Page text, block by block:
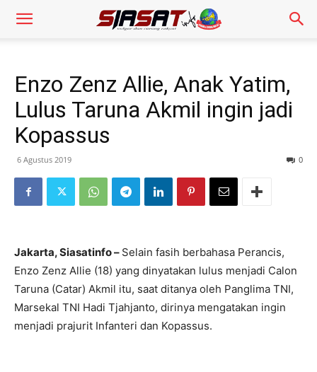
Enzo Zenz Allie, Anak Yatim,
Lulus Taruna Akmil ingin jadi
Kopassus
6 Agustus 2019 0
Jakarta, Siasatinfo – Selain fasih berbahasa Perancis,
Enzo Zenz Allie (18) yang dinyatakan lulus menjadi Calon
Taruna (Catar) Akmil itu, saat ditanya oleh Panglima TNI,
Marsekal TNI Hadi Tjahjanto, dirinya mengatakan ingin
menjadi prajurit Infanteri dan Kopassus.